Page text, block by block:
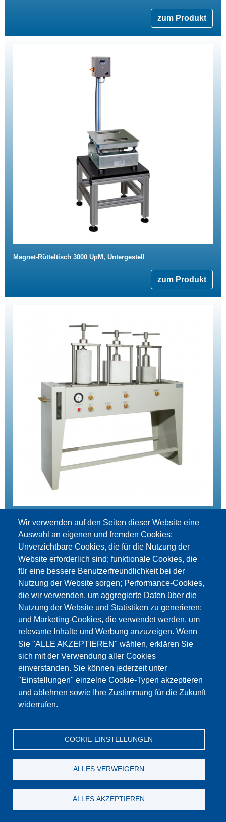
zum Produkt
Magnet-Rütteltisch 3000 UpM, Untergestell
zum Produkt
WUP 3, ohne quantitative Messung
Messzelle für SO 2000 H
Wir verwenden auf den Seiten dieser Website eine
Auswahl an eigenen und fremden Cookies:
Unverzichtbare Cookies, die für die Nutzung der
Website erforderlich sind; funktionale Cookies, die
für eine bessere Benutzerfreundlichkeit bei der
Nutzung der Website sorgen; Performance-Cookies,
die wir verwenden, um aggregierte Daten über die
Nutzung der Website und Statistiken zu generieren;
und Marketing-Cookies, die verwendet werden, um
relevante Inhalte und Werbung anzuzeigen. Wenn
Sie "ALLE AKZEPTIEREN" wählen, erklären Sie
sich mit der Verwendung aller Cookies
einverstanden. Sie können jederzeit unter
"Einstellungen" einzelne Cookie-Typen akzeptieren
und ablehnen sowie Ihre Zustimmung für die Zukunft
widerrufen.
COOKIE-EINSTELLUNGEN
ALLES VERWEIGERN
ALLES AKZEPTIEREN